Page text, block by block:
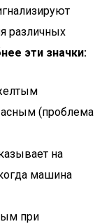
различных
эти значки:
(проблема
на
машина
при